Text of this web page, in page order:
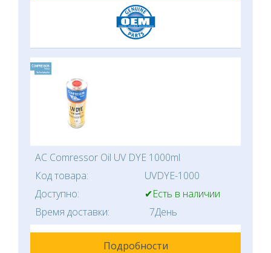
AC Comressor Oil UV DYE 1000ml
Код товара:
UVDYE-1000
Доступно:
✔Есть в наличии
Время доставки:
7День
Подробности